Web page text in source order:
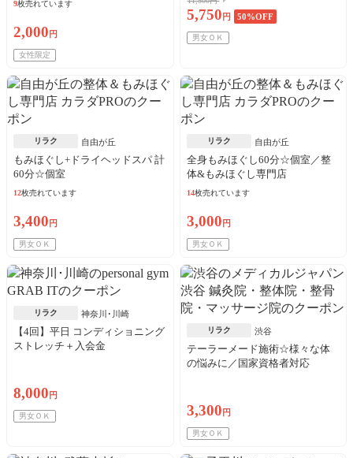
9枚売れています
2,000 円
女性限定
5,750 円 50%OFF
男女ＯＫ
リラク 自由が丘
もみほぐし+ドライヘッドスパ 計
60分☆個室
12枚売れています
3,400 円
男女ＯＫ
リラク 自由が丘
全身もみほぐし60分☆個室／整
体&もみほぐし専門店
14枚売れています
3,000 円
男女ＯＫ
リラク 神奈川･川崎
【4回】平日 コンディショニング
ストレッチ＋入会金
8,000 円
男女ＯＫ
リラク 渋谷
テーラーメード施術☆様々な体
の悩みに／国家資格者対応
3,300 円
男女ＯＫ